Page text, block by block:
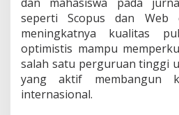
seperti Scopus dan Web
meningkatnya kualitas
optimistis mampu
salah satu perguruan tinggi
yang aktif membangun
internasional.